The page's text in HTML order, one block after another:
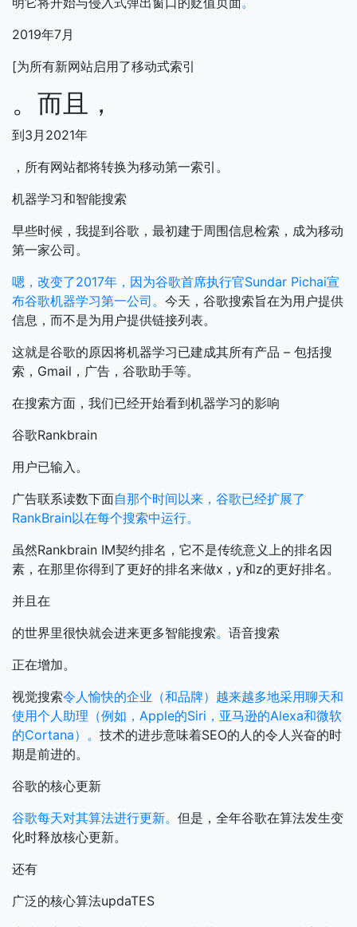
2019年7月
[为所有新网站启用了移动式索引
。而且，
到3月2021年
，所有网站都将转换为移动第一索引。
机器学习和智能搜索
早些时候，我提到谷歌，最初建于周围信息检索，成为移动
第一家公司。
嗯，改变了2017年，因为谷歌首席执行官Sundar Pichai宣
布谷歌机器学习第一公司。 今天，谷歌搜索旨在为用户提供
信息，而不是为用户提供链接列表。
这就是谷歌的原因将机器学习已建成其所有产品 – 包括搜
索，Gmail，广告，谷歌助手等。
在搜索方面，我们已经开始看到机器学习的影响
谷歌Rankbrain
用户已输入。
广告联系读数下面自那个时间以来，谷歌已经扩展了
RankBrain以在每个搜索中运行。
虽然Rankbrain IM契约排名，它不是传统意义上的排名因
素，在那里你得到了更好的排名来做x，y和z的更好排名。
并且在
的世界里很快就会进来更多智能搜索。 语音搜索
正在增加。
视觉搜索令人愉快的企业（和品牌）越来越多地采用聊天和
使用个人助理（例如，Apple的Siri，亚马逊的Alexa和微软
的Cortana）。 技术的进步意味着SEO的人的令人兴奋的时
期是前进的。
谷歌的核心更新
谷歌每天对其算法进行更新。 但是，全年谷歌在算法发生变
化时释放核心更新。
还有
广泛的核心算法updaTES